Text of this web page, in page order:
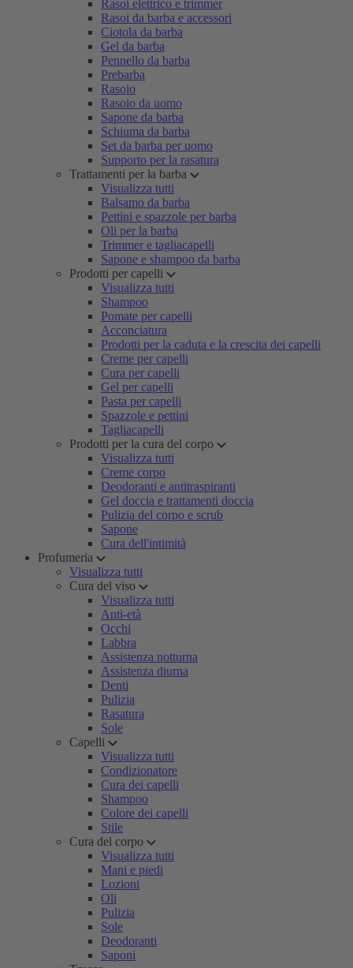
Rasoi elettrico e trimmer
Rasoi da barba e accessori
Ciotola da barba
Gel da barba
Pennello da barba
Prebarba
Rasoio
Rasoio da uomo
Sapone da barba
Schiuma da barba
Set da barba per uomo
Supporto per la rasatura
Trattamenti per la barba
Visualizza tutti
Balsamo da barba
Pettini e spazzole per barba
Oli per la barba
Trimmer e tagliacapelli
Sapone e shampoo da barba
Prodotti per capelli
Visualizza tutti
Shampoo
Pomate per capelli
Acconciatura
Prodotti per la caduta e la crescita dei capelli
Creme per capelli
Cura per capelli
Gel per capelli
Pasta per capelli
Spazzole e pettini
Tagliacapelli
Prodotti per la cura del corpo
Visualizza tutti
Creme corpo
Deodoranti e antitraspiranti
Gel doccia e trattamenti doccia
Pulizia del corpo e scrub
Sapone
Cura dell'intimità
Profumeria
Visualizza tutti
Cura del viso
Visualizza tutti
Anti-età
Occhi
Labbra
Assistenza notturna
Assistenza diurna
Denti
Pulizia
Rasatura
Sole
Capelli
Visualizza tutti
Condizionatore
Cura dei capelli
Shampoo
Colore dei capelli
Stile
Cura del corpo
Visualizza tutti
Mani e piedi
Lozioni
Oli
Pulizia
Sole
Deodoranti
Saponi